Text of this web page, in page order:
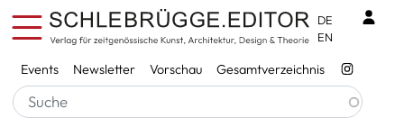
Direkt zum Inhalt
Services
Events Newsletter Vorschau Gesamtverzeichnis
DE
EN
Pfadnavigation
Startseite Museum Of The 21st Century